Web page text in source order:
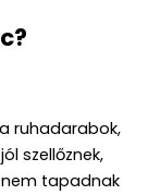
ruhadarabok,
szellőznek,
nem tapadnak